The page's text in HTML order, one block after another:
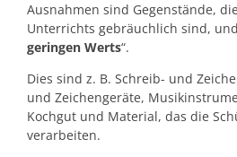
Ausnahmen sind Gegenstände,
Unterrichts gebräuchlich sind,
geringen Werts“.
Dies sind z. B. Schreib- und
und Zeichengeräte,
Kochgut und Material, das die
verarbeiten.